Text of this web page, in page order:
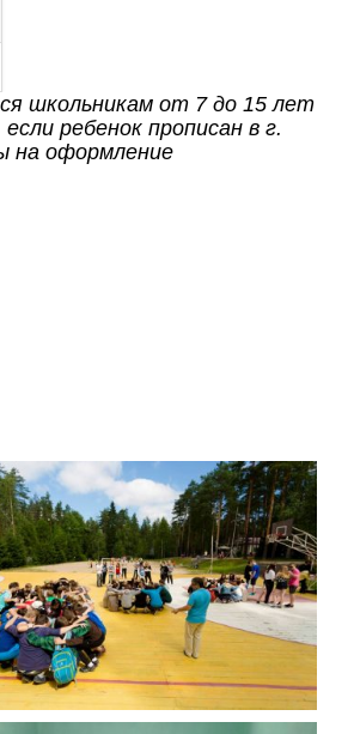
школьникам от 7 до 15 лет
ребенок прописан в г.
на оформление